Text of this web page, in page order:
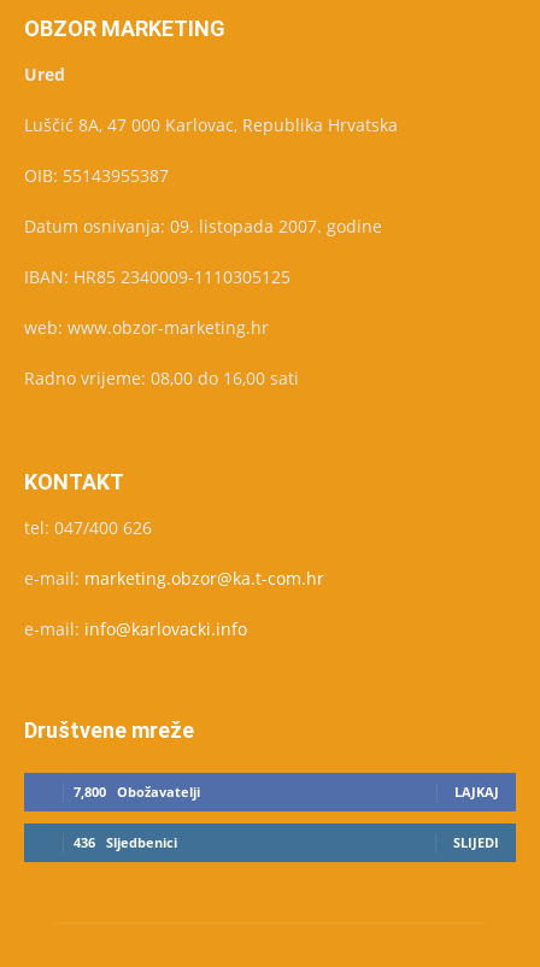
OBZOR MARKETING
Ured
Luščić 8A, 47 000 Karlovac, Republika Hrvatska
OIB: 55143955387
Datum osnivanja: 09. listopada 2007. godine
IBAN: HR85 2340009-1110305125
web: www.obzor-marketing.hr
Radno vrijeme: 08,00 do 16,00 sati
KONTAKT
tel: 047/400 626
e-mail: marketing.obzor@ka.t-com.hr
e-mail: info@karlovacki.info
Društvene mreže
7,800 Obožavatelji LAJKAJ
436 Sljedbenici SLIJEDI